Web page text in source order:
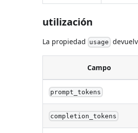
utilización
La propiedad usage
Campo
prompt_tokens
completion_tokens